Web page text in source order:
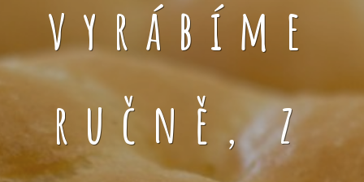
vyrábíme
ručně, z